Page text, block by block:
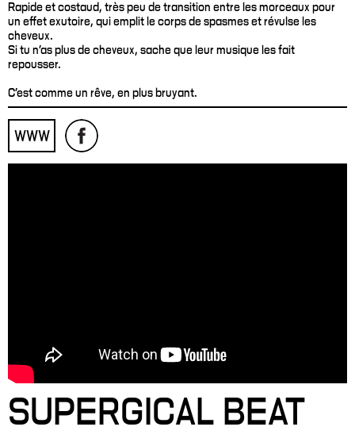
Rapide et costaud, très peu de transition entre les morceaux pour
un effet exutoire, qui emplit le corps de spasmes et révulse les
cheveux.
Si tu n’as plus de cheveux, sache que leur musique les fait
repousser.
C’est comme un rêve, en plus bruyant.
WWW
SUPERGICAL BEAT